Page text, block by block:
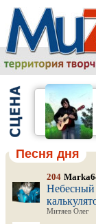
Песня дня
204
Небесный
Митяев Олег